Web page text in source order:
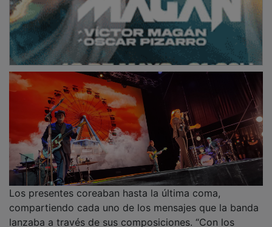
Los presentes coreaban hasta la última coma,
compartiendo cada uno de los mensajes que la banda
lanzaba a través de sus composiciones. “Con los
brazos abiertos.Ya no toques el suelo. Y tu cuerpo